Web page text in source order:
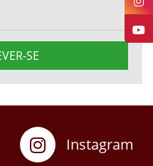
SE
Instagram